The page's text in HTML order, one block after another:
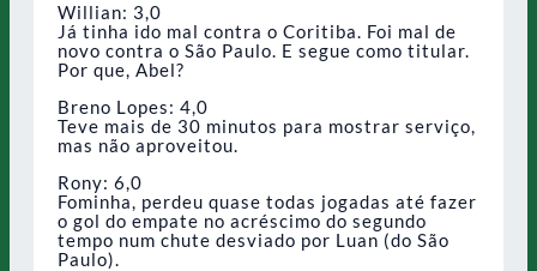
Willian: 3,0
Já tinha ido mal contra o Coritiba. Foi mal de
novo contra o São Paulo. E segue como titular.
Por que, Abel?
Breno Lopes: 4,0
Teve mais de 30 minutos para mostrar serviço,
mas não aproveitou.
Rony: 6,0
Fominha, perdeu quase todas jogadas até fazer
o gol do empate no acréscimo do segundo
tempo num chute desviado por Luan (do São
Paulo).